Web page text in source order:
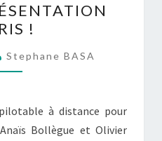
DE
PRÉSENTATION
D’IRIS
!
!
Stephane BASA
à distance pour
Bollègue et Olivier